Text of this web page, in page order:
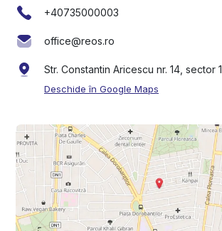
+40735000003
office@reos.ro
Str. Constantin Aricescu nr. 14, sector 1
Deschide în Google Maps